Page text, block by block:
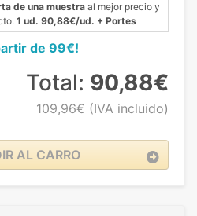
de una muestra al mejor precio y
1 ud. 90,88€/ud. + Portes
de 99€!
Total: 90,88€
109,96€ (IVA incluido)
AL CARRO